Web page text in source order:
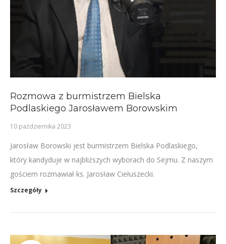
Rozmowa z burmistrzem Bielska
Podlaskiego Jarosławem Borowskim
10 października 2023
Jarosław Borowski jest burmistrzem Bielska Podlaskiego,
który kandyduje w najbliższych wyborach do Sejmu. Z naszym
gościem rozmawiał ks. Jarosław Ciełuszecki.
Szczegóły